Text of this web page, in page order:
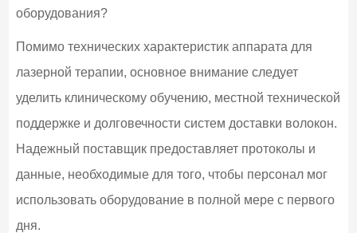
оборудования?
Помимо технических характеристик аппарата для
лазерной терапии, основное внимание следует
уделить клиническому обучению, местной технической
поддержке и долговечности систем доставки волокон.
Надежный поставщик предоставляет протоколы и
данные, необходимые для того, чтобы персонал мог
использовать оборудование в полной мере с первого
дня.